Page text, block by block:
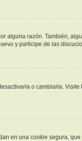
alguna razón. También,
y participe de las
o cambiarla.
en una cookie segura,